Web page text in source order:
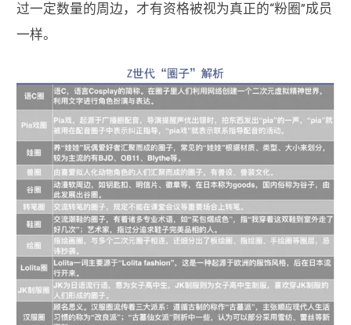
过一定数量的周边，才有资格被视为真正的“粉圈”成员
一样。